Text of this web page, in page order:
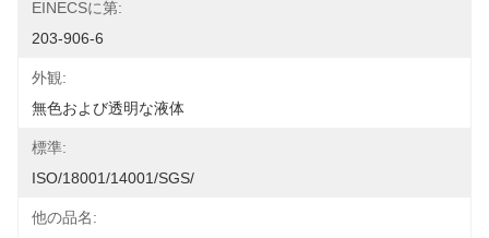
EINECSに第:
203-906-6
外観:
無色および透明な液体
標準:
ISO/18001/14001/SGS/
他の品名: